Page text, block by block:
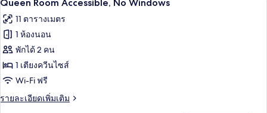
No
Windows
ภาพถ่าย
ทั้งหมด
ของ
Queen
Room
Accessible,
No
Queen Room Accessible, No Windows
11 ตารางเมตร
1 ห้องนอน
พักได้ 2 คน
1 เตียงควีนไซส์
Wi-Fi ฟรี
รายละเอียดเพิ่มเติม
ราย